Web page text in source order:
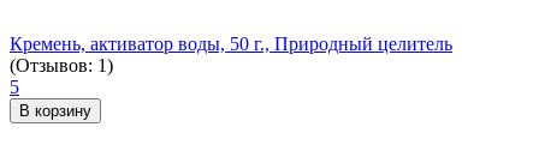
Кремень, активатор воды, 50 г., Природный целитель
(Отзывов: 1)
5
В корзину